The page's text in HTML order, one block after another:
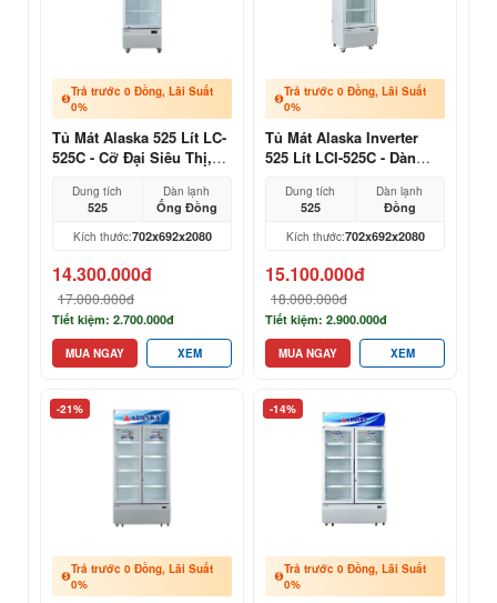
Trả trước 0 Đồng, Lãi Suất
0%
Tủ Mát Alaska 525 Lít LC-
525C - Cỡ Đại Siêu Thị,
Dung tích
525
Dàn lạnh
Ống Đồng
Kích thước:702x692x2080
14.300.000đ
17.000.000đ
Tiết kiệm: 2.700.000đ
MUA NGAY XEM
Trả trước 0 Đồng, Lãi Suất
0%
Tủ Mát Alaska Inverter
525 Lít LCI-525C - Dàn
Dung tích
525
Dàn lạnh
Đồng
Kích thước:702x692x2080
15.100.000đ
18.000.000đ
Tiết kiệm: 2.900.000đ
MUA NGAY XEM
-21%
Trả trước 0 Đồng, Lãi Suất
0%
-14%
Trả trước 0 Đồng, Lãi Suất
0%